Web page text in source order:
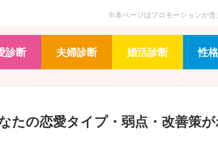
※本ページはプロモーションが含
診断 夫婦診断 婚活診断 性
たの恋愛タイプ・弱点・改善策